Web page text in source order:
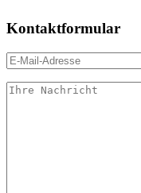
Kontaktformular